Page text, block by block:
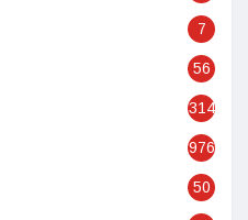
7
56
314
976
50